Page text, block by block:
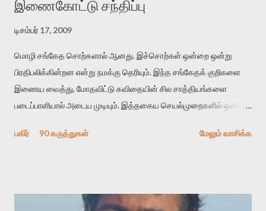
இணைகோட்டு சந்திப்பு
டிசம்பர் 17, 2009
மொழி சங்கேத சொற்களால் ஆனது. இச்சொற்கள் ஒன்றை ஒன்று
பிரதிபலிக்கின்றன என்று நமக்கு தெரியும். இந்த சங்கேதக் குறிகளை
இணைய வைத்து, மோதவிட்டு கவிதையின் சில சாத்தியங்களை
படைப்பாளியால் அடைய முடியும். இத்தகைய செயல்முறைகளில் ஒன்றை
காலத்தில் ஜாலவித்தைக்காரர்கள் வந்து போன பின் அவர்களின்
அதிகமாக்கும். கொல்லாது. ஒரு கனவை மீட்டெடுப்பதன் நோக்கம்
பகிர் 90 கருத்துகள் மேலும் வாசிக்க